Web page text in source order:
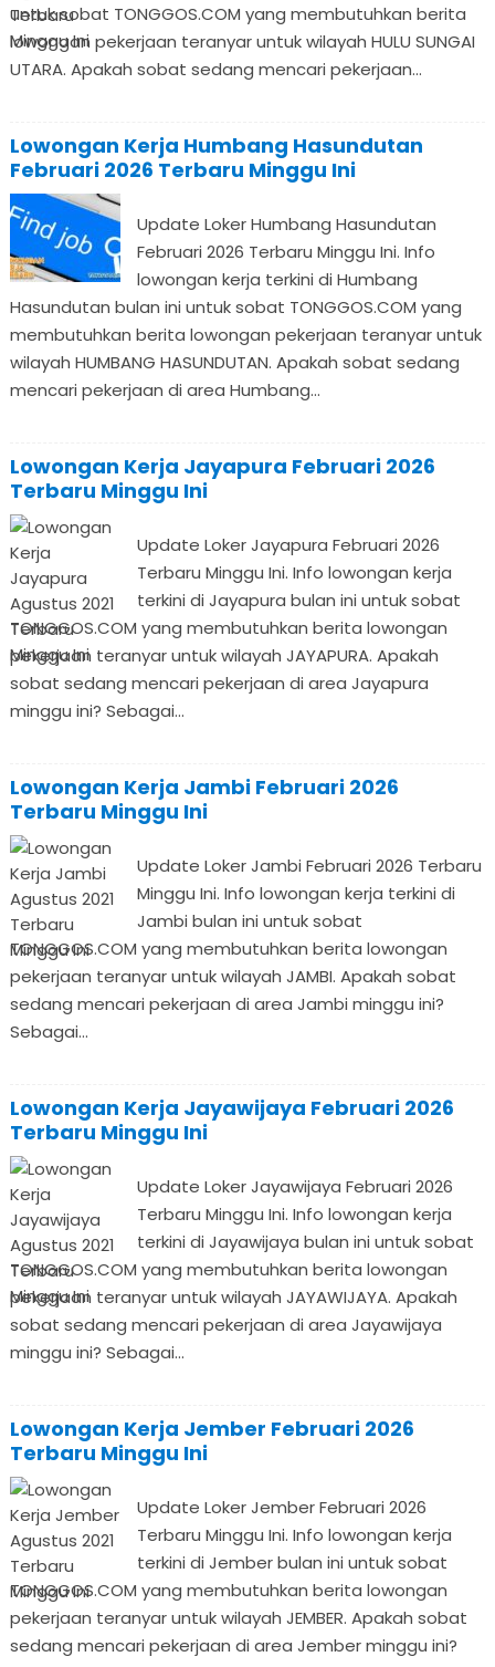
untuk sobat TONGGOS.COM yang membutuhkan berita
lowongan pekerjaan teranyar untuk wilayah HULU SUNGAI
UTARA. Apakah sobat sedang mencari pekerjaan...
Lowongan Kerja Humbang Hasundutan
Februari 2026 Terbaru Minggu Ini
Update Loker Humbang Hasundutan
Februari 2026 Terbaru Minggu Ini. Info
lowongan kerja terkini di Humbang
Hasundutan bulan ini untuk sobat TONGGOS.COM yang
membutuhkan berita lowongan pekerjaan teranyar untuk
wilayah HUMBANG HASUNDUTAN. Apakah sobat sedang
mencari pekerjaan di area Humbang...
Lowongan Kerja Jayapura Februari 2026
Terbaru Minggu Ini
Update Loker Jayapura Februari 2026
Terbaru Minggu Ini. Info lowongan kerja
terkini di Jayapura bulan ini untuk sobat
TONGGOS.COM yang membutuhkan berita lowongan
pekerjaan teranyar untuk wilayah JAYAPURA. Apakah
sobat sedang mencari pekerjaan di area Jayapura
minggu ini? Sebagai...
Lowongan Kerja Jambi Februari 2026
Terbaru Minggu Ini
Update Loker Jambi Februari 2026 Terbaru
Minggu Ini. Info lowongan kerja terkini di
Jambi bulan ini untuk sobat
TONGGOS.COM yang membutuhkan berita lowongan
pekerjaan teranyar untuk wilayah JAMBI. Apakah sobat
sedang mencari pekerjaan di area Jambi minggu ini?
Sebagai...
Lowongan Kerja Jayawijaya Februari 2026
Terbaru Minggu Ini
Update Loker Jayawijaya Februari 2026
Terbaru Minggu Ini. Info lowongan kerja
terkini di Jayawijaya bulan ini untuk sobat
TONGGOS.COM yang membutuhkan berita lowongan
pekerjaan teranyar untuk wilayah JAYAWIJAYA. Apakah
sobat sedang mencari pekerjaan di area Jayawijaya
minggu ini? Sebagai...
Lowongan Kerja Jember Februari 2026
Terbaru Minggu Ini
Update Loker Jember Februari 2026
Terbaru Minggu Ini. Info lowongan kerja
terkini di Jember bulan ini untuk sobat
TONGGOS.COM yang membutuhkan berita lowongan
pekerjaan teranyar untuk wilayah JEMBER. Apakah sobat
sedang mencari pekerjaan di area Jember minggu ini?